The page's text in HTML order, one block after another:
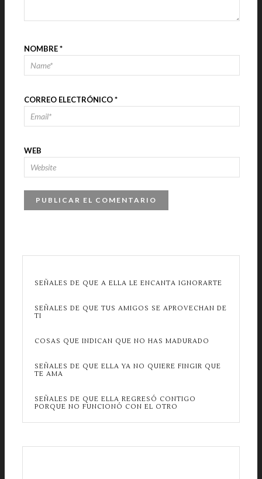
NOMBRE*
CORREO ELECTRÓNICO*
WEB
SEÑALES DE QUE A ELLA LE ENCANTA IGNORARTE
SEÑALES DE QUE TUS AMIGOS SE APROVECHAN DE
TI
COSAS QUE INDICAN QUE NO HAS MADURADO
SEÑALES DE QUE ELLA YA NO QUIERE FINGIR QUE
TE AMA
SEÑALES DE QUE ELLA REGRESÓ CONTIGO
PORQUE NO FUNCIONÓ CON EL OTRO